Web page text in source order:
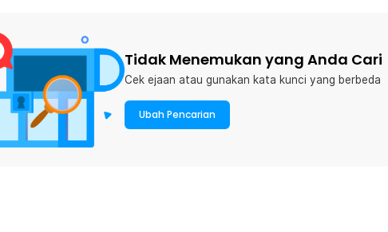
Senin - Jumat (07:00 - 20:00), Sabtu - Minggu (08:00 - 20:00), Tutup pada Idul Fitri
- Jumat (08:00 - 20:00), Sabtu - Minggu/ Libur Nasional (08:00 - 17:00)
Tidak Menemukan yang Anda Cari
Cek ejaan atau gunakan kata kunci yang berbeda
Ubah Pencarian